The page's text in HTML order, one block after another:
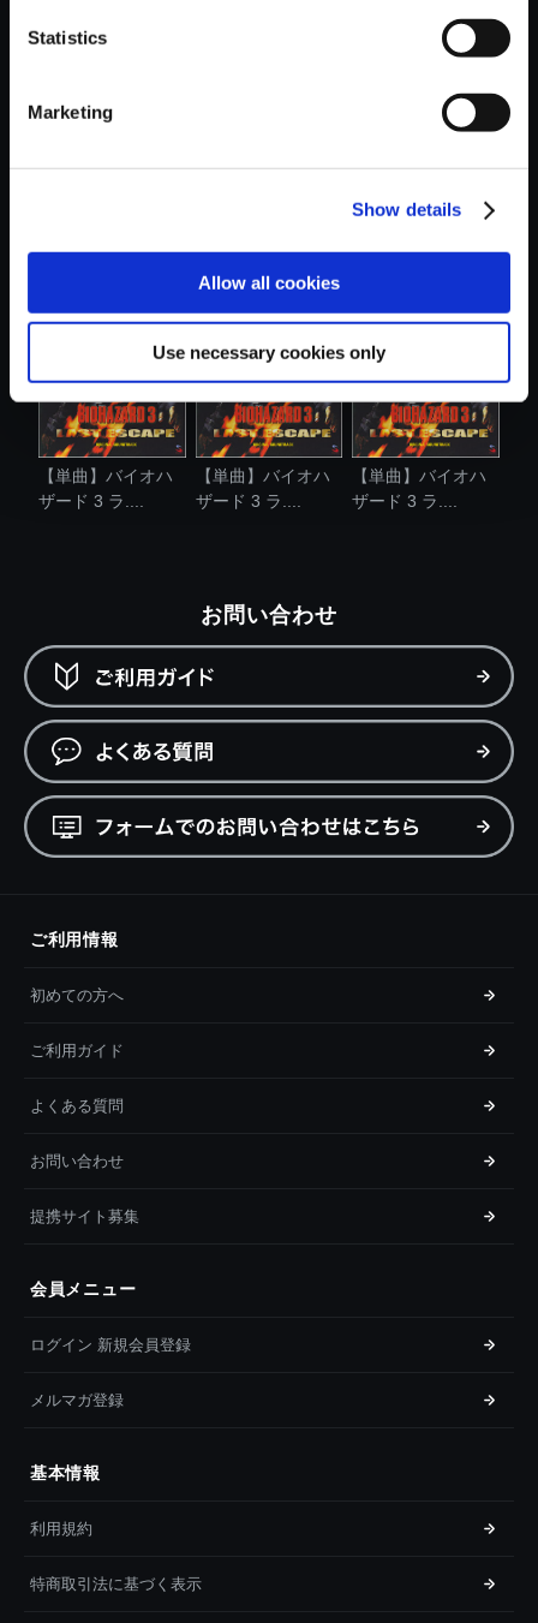
Statistics
Marketing
Show details
Allow all cookies
Use necessary cookies only
おすすめ商品
【単曲】バイオハ
ザード 3 ラ....
【単曲】バイオハ
ザード 3 ラ....
【単曲】バイオハ
ザード 3 ラ....
お問い合わせ
ご利用情報
初めての方へ
ご利用ガイド
よくある質問
お問い合わせ
提携サイト募集
会員メニュー
ログイン 新規会員登録
メルマガ登録
基本情報
利用規約
特商取引法に基づく表示